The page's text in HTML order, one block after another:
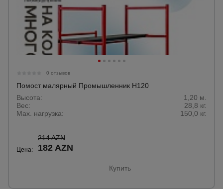
0 отзывов
Помост малярный Промышленник H120
Высота:
1,20 м.
Вес:
28,8 кг.
Max. нагрузка:
150,0 кг.
Цена:
214 AZN
182 AZN
Купить